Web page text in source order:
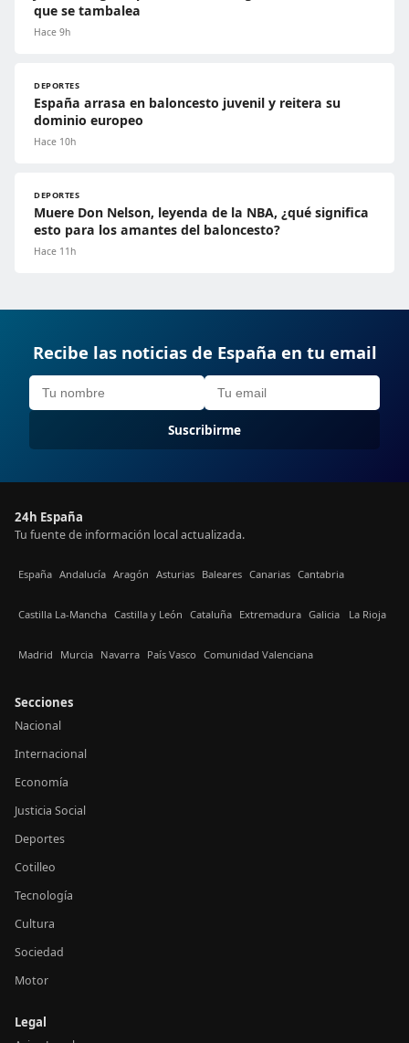
que se tambalea
Hace 9h
DEPORTES
España arrasa en baloncesto juvenil y reitera su
dominio europeo
Hace 10h
DEPORTES
Muere Don Nelson, leyenda de la NBA, ¿qué significa
esto para los amantes del baloncesto?
Hace 11h
Recibe las noticias de España en tu email
Suscribirme
24h España
Tu fuente de información local actualizada.
España Andalucía Aragón Asturias Baleares Canarias Cantabria
Castilla La-Mancha Castilla y León Cataluña Extremadura Galicia La Rioja
Madrid Murcia Navarra País Vasco Comunidad Valenciana
Secciones
Nacional
Internacional
Economía
Justicia Social
Deportes
Cotilleo
Tecnología
Cultura
Sociedad
Motor
Legal